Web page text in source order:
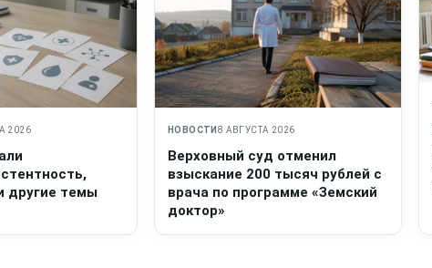
2026
другие темы
НОВОСТИ 8 АВГУСТА 2026
Верховный суд отменил
взыскание 200 тысяч рублей с
врача по программе «Земский
доктор»